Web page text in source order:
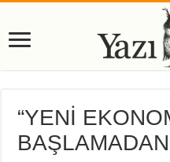
“YENİ